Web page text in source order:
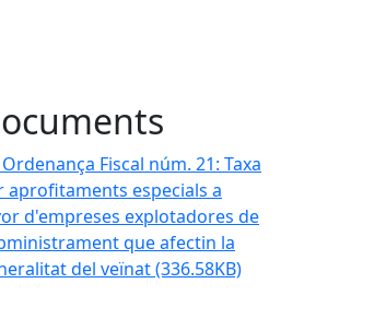
Ordenança Fiscal núm. 21: Taxa
aprofitaments especials a
d'empreses explotadores de
que afectin la
del veïnat(336.58KB)